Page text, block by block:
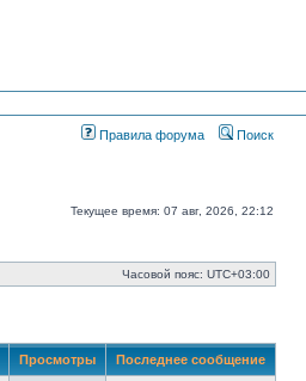
Правила форума Поиск
Текущее время: 07 авг, 2026, 22:12
Часовой пояс: UTC+03:00
Просмотры Последнее сообщение